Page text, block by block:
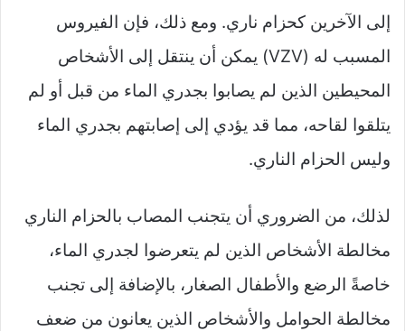
إلى الآخرين كحزام ناري. ومع ذلك، فإن الفيروس
المسبب له (VZV) يمكن أن ينتقل إلى الأشخاص
المحيطين الذين لم يصابوا بجدري الماء من قبل أو لم
يتلقوا لقاحه، مما قد يؤدي إلى إصابتهم بجدري الماء
وليس الحزام الناري.
لذلك، من الضروري أن يتجنب المصاب بالحزام الناري
مخالطة الأشخاص الذين لم يتعرضوا لجدري الماء،
خاصةً الرضع والأطفال الصغار، بالإضافة إلى تجنب
مخالطة الحوامل والأشخاص الذين يعانون من ضعف